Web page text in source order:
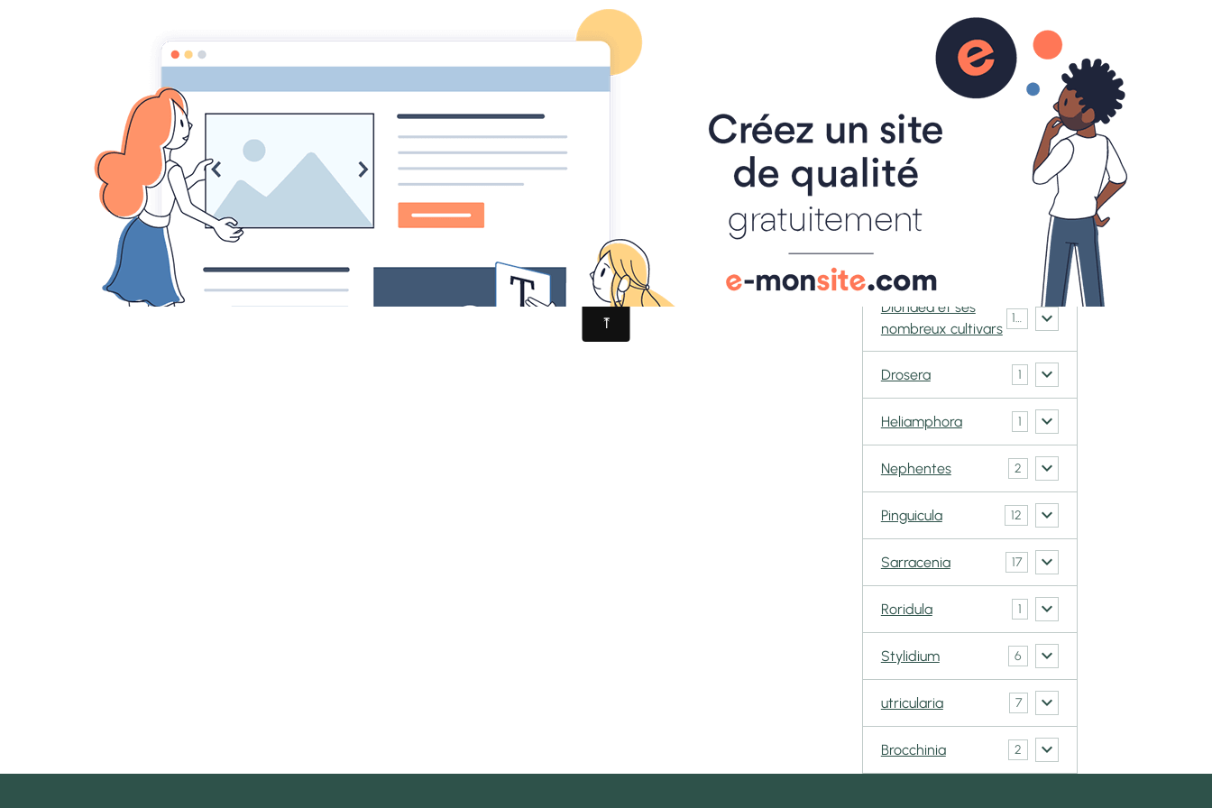
PRÉSENTATION FORUM
Accueil Pages Galerie CarniVorace Biblis
Biblis
Liniflora
Plante carnivore , Byblis Liniflora.
Galerie CarniVorace
Cephalotus
follicularis
Dionaea et ses
nombreux cultivars
148
Drosera 1
Heliamphora 1
Nephentes 2
Pinguicula 12
Sarracenia 17
Roridula 1
Stylidium 6
utricularia 7
Brocchinia 2